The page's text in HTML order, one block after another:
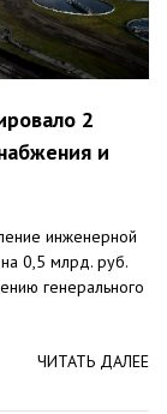
2
и
инженерной
0,5 млрд. руб.
генерального
ЧИТАТЬ ДАЛЕЕ